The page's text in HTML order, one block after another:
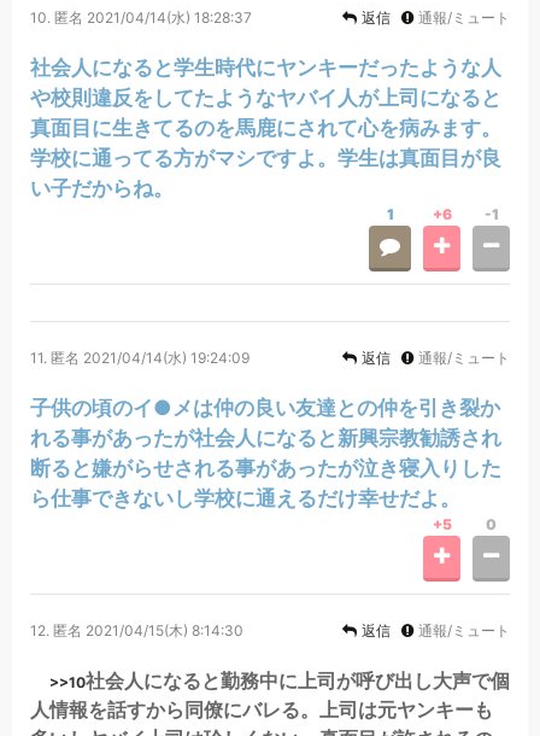
10. 匿名 2021/04/14(水) 18:28:37 返信 通報/ミュート
社会人になると学生時代にヤンキーだったような人
や校則違反をしてたようなヤバイ人が上司になると
真面目に生きてるのを馬鹿にされて心を病みます。
学校に通ってる方がマシですよ。学生は真面目が良
い子だからね。
1 +6 -1
11. 匿名 2021/04/14(水) 19:24:09 返信 通報/ミュート
子供の頃のイ●メは仲の良い友達との仲を引き裂か
れる事があったが社会人になると新興宗教勧誘され
断ると嫌がらせされる事があったが泣き寝入りした
ら仕事できないし学校に通えるだけ幸せだよ。
+5 0
12. 匿名 2021/04/15(木) 8:14:30 返信 通報/ミュート
>>10社会人になると勤務中に上司が呼び出し大声で個
人情報を話すから同僚にバレる。上司は元ヤンキーも